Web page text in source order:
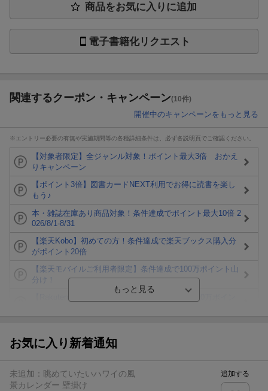
商品をお気に入りに追加
電子書籍化リクエスト
関連するクーポン・キャンペーン(10件)
開催中のキャンペーンをもっと見る
※エントリー必要の有無や実施期間等の各種詳細条件は、必ず各説明頁でご確認ください。
【対象者限定】全ジャンル対象！ポイント最大3倍 おかえ
りキャンペーン
【ポイント3倍】図書カードNEXT利用でお得に読書を楽し
もう♪
本・雑誌在庫あり商品対象！条件達成でポイント最大10倍 2
026/8/1-8/31
【楽天Kobo】初めての方！条件達成で楽天ブックス購入分
がポイント20倍
【楽天モバイルご利用者限定】条件達成で100万ポイント山
分け！
が当たる！
楽天モバイル紹介キャンペーンの拡散で300円OFFクーポン
お気に入り新着通知
未追加： 眺めていたいハワイの風
景カレンダー 壁掛け
追加する